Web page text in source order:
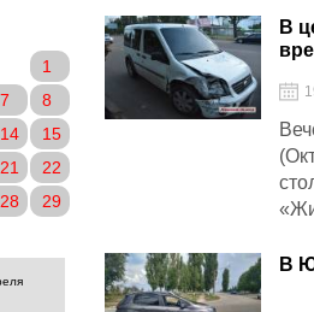
1
7
8
14
15
21
22
28
29
В
В